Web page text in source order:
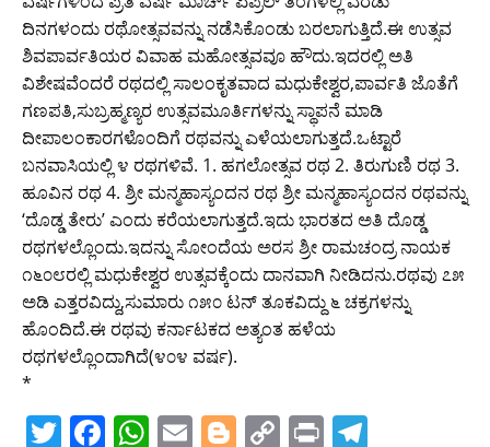
ದಿನಗಳಂದು ರಥೋತ್ಸವವನ್ನು ನಡೆಸಿಕೊಂಡು ಬರಲಾಗುತ್ತಿದೆ.ಈ ಉತ್ಸವ
ಶಿವಪಾರ್ವತಿಯರ ವಿವಾಹ ಮಹೋತ್ಸವವೂ ಹೌದು.ಇದರಲ್ಲಿ ಅತಿ
ವಿಶೇಷವೆಂದರೆ ರಥದಲ್ಲಿ ಸಾಲಂಕೃತವಾದ ಮಧುಕೇಶ್ವರ,ಪಾರ್ವತಿ ಜೊತೆಗೆ
ಗಣಪತಿ,ಸುಬ್ರಹ್ಮಣ್ಯರ ಉತ್ಸವಮೂರ್ತಿಗಳನ್ನು ಸ್ಥಾಪನೆ ಮಾಡಿ
ದೀಪಾಲಂಕಾರಗಳೊಂದಿಗೆ ರಥವನ್ನು ಎಳೆಯಲಾಗುತ್ತದೆ.ಒಟ್ಟಾರೆ
ಬನವಾಸಿಯಲ್ಲಿ ೪ ರಥಗಳಿವೆ. 1. ಹಗಲೋತ್ಸವ ರಥ 2. ತಿರುಗುಣಿ ರಥ 3.
ಹೂವಿನ ರಥ 4. ಶ್ರೀ ಮನ್ಮಹಾಸ್ಯಂದನ ರಥ ಶ್ರೀ ಮನ್ಮಹಾಸ್ಯಂದನ ರಥವನ್ನು
‘ದೊಡ್ಡ ತೇರು’ ಎಂದು ಕರೆಯಲಾಗುತ್ತದೆ.ಇದು ಭಾರತದ ಅತಿ ದೊಡ್ಡ
ರಥಗಳಲ್ಲೊಂದು.ಇದನ್ನು ಸೋಂದೆಯ ಅರಸ ಶ್ರೀ ರಾಮಚಂದ್ರ ನಾಯಕ
೧೬೦೮ರಲ್ಲಿ ಮಧುಕೇಶ್ವರ ಉತ್ಸವಕ್ಕೆಂದು ದಾನವಾಗಿ ನೀಡಿದನು.ರಥವು ೭೫
ಅಡಿ ಎತ್ತರವಿದ್ದು,ಸುಮಾರು ೧೫೦ ಟನ್ ತೂಕವಿದ್ದು ೬ ಚಕ್ರಗಳನ್ನು
ಹೊಂದಿದೆ.ಈ ರಥವು ಕರ್ನಾಟಕದ ಅತ್ಯಂತ ಹಳೆಯ
ರಥಗಳಲ್ಲೊಂದಾಗಿದೆ(೪೦೪ ವರ್ಷ).
*
T F W E Bl C Pr